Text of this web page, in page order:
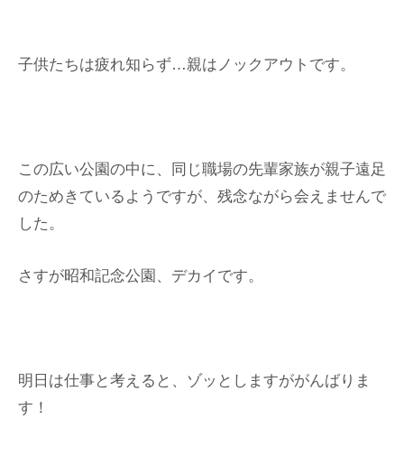
子供たちは疲れ知らず…親はノックアウトです。
この広い公園の中に、同じ職場の先輩家族が親子遠足
のためきているようですが、残念ながら会えませんで
した。
さすが昭和記念公園、デカイです。
明日は仕事と考えると、ゾッとしますががんばりま
す！